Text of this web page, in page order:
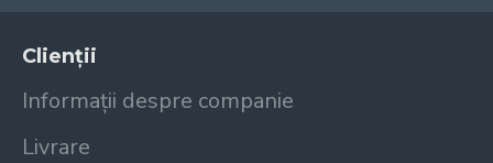
Clienții
Informații despre companie
Livrare